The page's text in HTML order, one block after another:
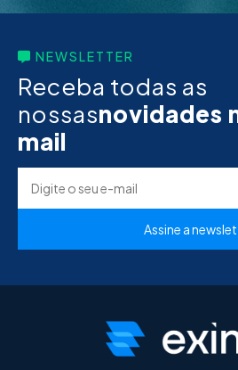
NEWSLETTER
Receba todas as
nossasnovidades
mail